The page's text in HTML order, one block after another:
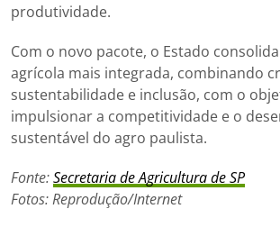
produtividade.
Com o novo pacote, o Estado
agrícola mais integrada, combinando
sustentabilidade e inclusão, com o
impulsionar a competitividade e o
sustentável do agro paulista.
Fonte:Secretaria de Agricultura de SP
Fotos: Reprodução/Internet